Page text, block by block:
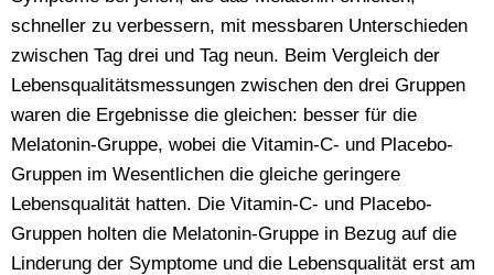
schneller zu verbessern, mit messbaren Unterschieden
zwischen Tag drei und Tag neun. Beim Vergleich der
Lebensqualitätsmessungen zwischen den drei Gruppen
waren die Ergebnisse die gleichen: besser für die
Melatonin-Gruppe, wobei die Vitamin-C- und Placebo-
Gruppen im Wesentlichen die gleiche geringere
Lebensqualität hatten. Die Vitamin-C- und Placebo-
Gruppen holten die Melatonin-Gruppe in Bezug auf die
Linderung der Symptome und die Lebensqualität erst am